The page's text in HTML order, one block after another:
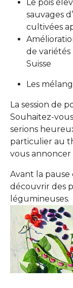
Show larger
Le pois
sauvages
cultivées
de variétés
Suisse
Les
La session de
Souhaitez-
serions
particulier au
vous annoncer
Avant la pause
découvrir des
légumineuses.